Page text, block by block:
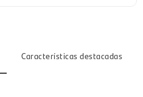
Características destacadas